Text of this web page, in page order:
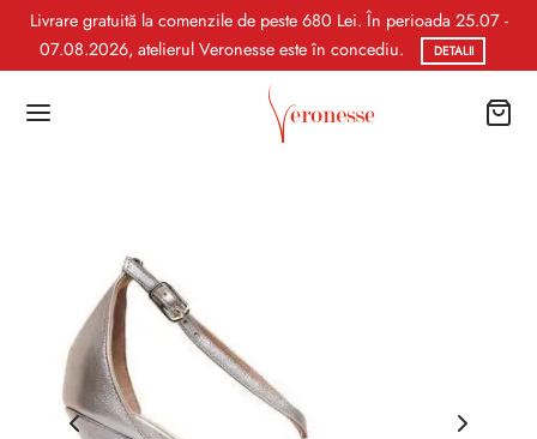
Livrare gratuită la comenzile de peste 680 Lei. În perioada 25.07 -
07.08.2026, atelierul Veronesse este în concediu.
DETALII